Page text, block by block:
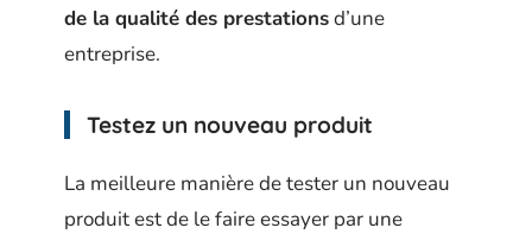
de la qualité des prestationsd’une
entreprise.
Testez un nouveau produit
La meilleure manière de tester un nouveau
produit est de le faire essayer par une